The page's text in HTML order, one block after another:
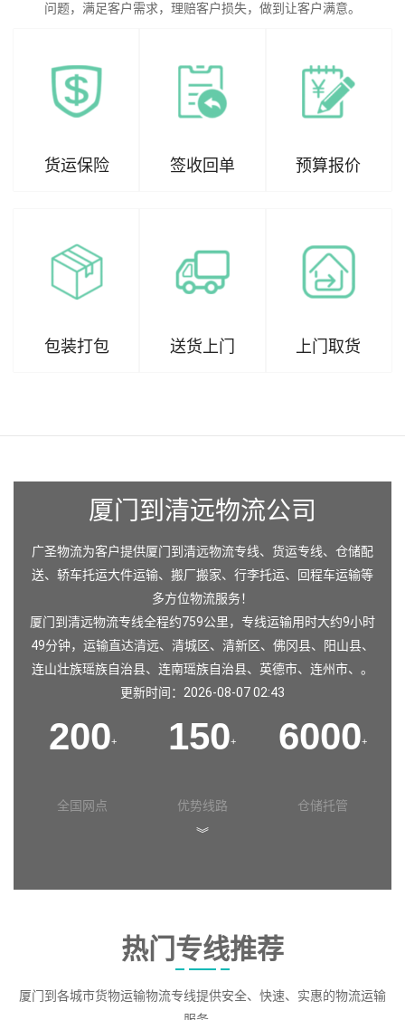
问题，满足客户需求，理赔客户损失，做到让客户满意。
货运保险 签收回单 预算报价
包装打包 送货上门 上门取货
厦门到清远物流公司
广圣物流为客户提供厦门到清远物流专线、货运专线、仓储配
送、轿车托运大件运输、搬厂搬家、行李托运、回程车运输等
多方位物流服务！
厦门到清远物流专线全程约759公里，专线运输用时大约9小时
49分钟，运输直达清远、 清城区、 清新区、 佛冈县、 阳山县、
连山壮族瑶族自治县、 连南瑶族自治县、 英德市、 连州市、。
更新时间：2026-08-07 02:43
200+
全国网点
150+
优势线路
6000+
仓储托管
︾
热门专线推荐
厦门到各城市货物运输物流专线提供安全、快速、实惠的物流运输